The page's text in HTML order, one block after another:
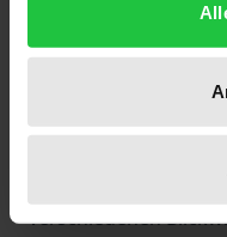
Die Beiträge in
Herausforderungen
Demokratisierung,
Probleme und
verschiedenen